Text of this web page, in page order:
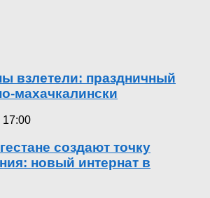
взлетели: праздничный
махачкалински
17:00
создают точку
новый интернат в